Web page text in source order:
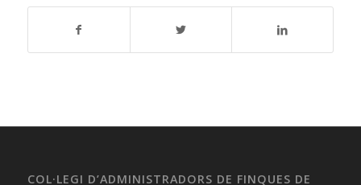
COL·LEGI D’ADMINISTRADORS DE FINQUES DE